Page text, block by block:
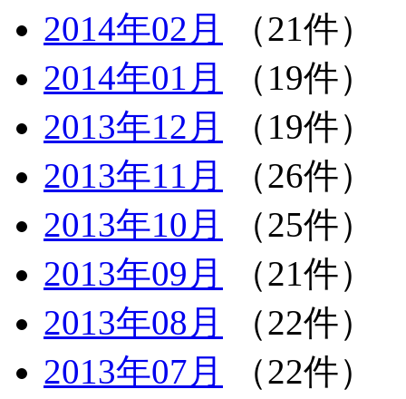
2014年02月
（21件）
2014年01月
（19件）
2013年12月
（19件）
2013年11月
（26件）
2013年10月
（25件）
2013年09月
（21件）
2013年08月
（22件）
2013年07月
（22件）